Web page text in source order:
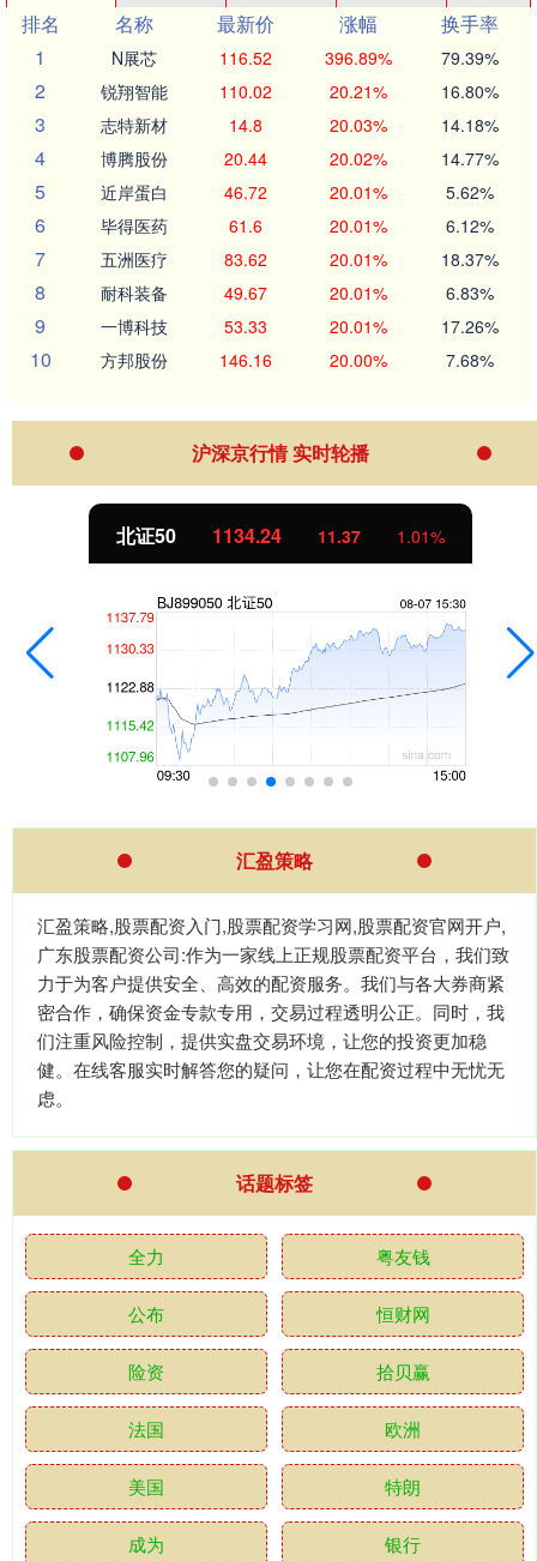
排名
名称 最新价 涨幅
换手率
1
N展芯 116.52 396.89% 79.39%
2 锐翔智能 110.02 20.21% 16.80%
3 志特新材 14.8 20.03% 14.18%
4 博腾股份 20.44 20.02% 14.77%
5 近岸蛋白 46.72 20.01% 5.62%
6 毕得医药 61.6 20.01% 6.12%
7 五洲医疗 83.62 20.01% 18.37%
8 耐科装备 49.67 20.01% 6.83%
9 一博科技 53.33 20.01% 17.26%
10 方邦股份 146.16 20.00% 7.68%
沪深京行情 实时轮播
北证50 1134.24 11.37 1.01%
汇盈策略
汇盈策略,股票配资入门,股票配资学习网,股票配资官网开户,
广东股票配资公司:作为一家线上正规股票配资平台，我们致
力于为客户提供安全、高效的配资服务。我们与各大券商紧
密合作，确保资金专款专用，交易过程透明公正。同时，我
们注重风险控制，提供实盘交易环境，让您的投资更加稳
健。在线客服实时解答您的疑问，让您在配资过程中无忧无
虑。
话题标签
全力 粤友钱
公布 恒财网
险资 拾贝赢
法国 欧洲
美国 特朗
成为 银行